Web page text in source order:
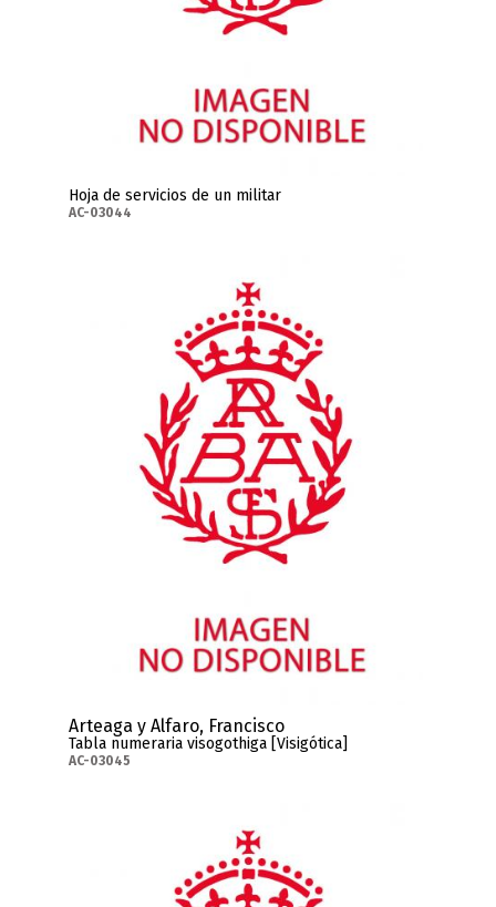
Hoja de servicios de un militar
AC-03044
Arteaga y Alfaro, Francisco
Tabla numeraria visogothiga [Visigótica]
AC-03045